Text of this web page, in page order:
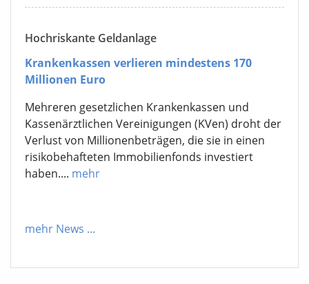
Hochriskante Geldanlage
Krankenkassen verlieren mindestens 170
Millionen Euro
Mehreren gesetzlichen Krankenkassen und
Kassenärztlichen Vereinigungen (KVen) droht der
Verlust von Millionenbeträgen, die sie in einen
risikobehafteten Immobilienfonds investiert
haben.... mehr
mehr News ...